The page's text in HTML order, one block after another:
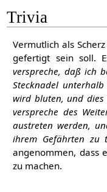
Trivia
Vermutlich als
gefertigt sein soll.
verspreche, daß ich
Stecknadel
wird bluten, und dies
verspreche des
austreten werden,
ihrem Gefährten zu
angenommen, dass
zu machen.